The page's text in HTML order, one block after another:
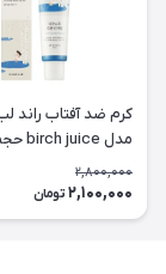
میلی لیتر
2,800,000
2,100,000 تومان